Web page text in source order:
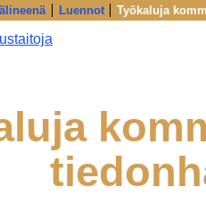
Luennot Työkaluja